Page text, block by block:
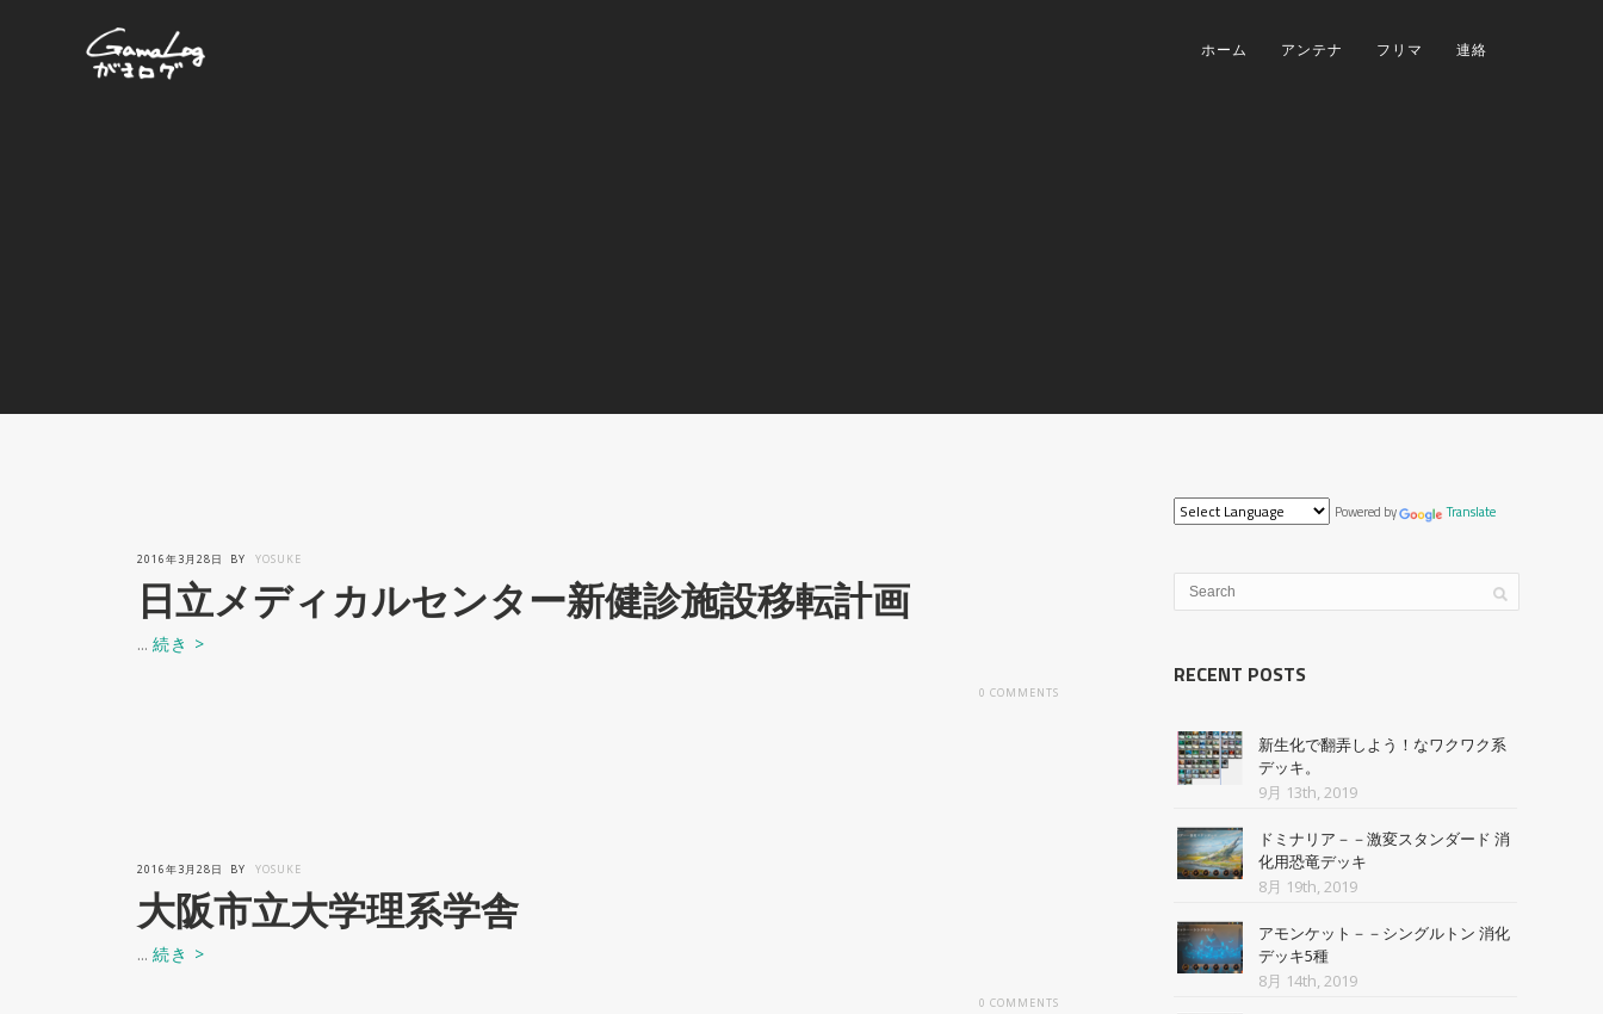
ホーム アンテナ フリマ 連絡
2016年3月28日 BY YOSUKE
日立メディカルセンター新健診施設移転計画
...続き >
0 COMMENTS
2016年3月28日 BY YOSUKE
大阪市立大学理系学舎
...続き >
0 COMMENTS
Powered by Translate
RECENT POSTS
新生化で翻弄しよう！なワクワク系
デッキ。
9月 13th, 2019
ドミナリア－－激変スタンダード 消
化用恐竜デッキ
8月 19th, 2019
アモンケット－－シングルトン 消化
デッキ5種
8月 14th, 2019